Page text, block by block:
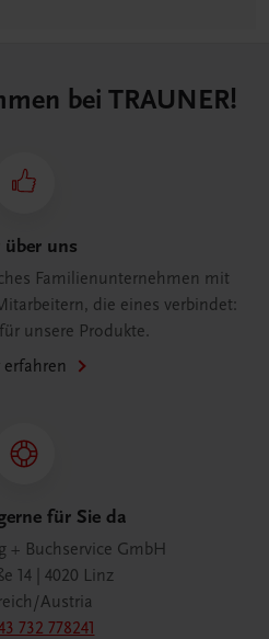
bei TRAUNER!
über uns
Familienunternehmen mit
die eines verbindet:
unsere Produkte.
für Sie da
+ Buchservice GmbH
14 | 4020 Linz
Austria
732 778241